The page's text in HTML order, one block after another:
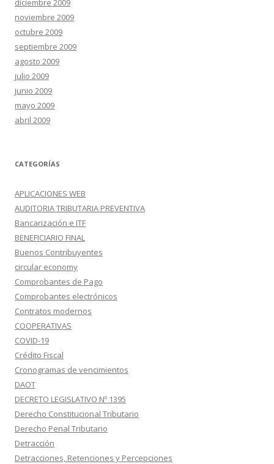
diciembre 2009
noviembre 2009
octubre 2009
septiembre 2009
agosto 2009
julio 2009
junio 2009
mayo 2009
abril 2009
CATEGORÍAS
APLICACIONES WEB
AUDITORIA TRIBUTARIA PREVENTIVA
Bancarización e ITF
BENEFICIARIO FINAL
Buenos Contribuyentes
circular economy
Comprobantes de Pago
Comprobantes electrónicos
Contratos modernos
COOPERATIVAS
COVID-19
Crédito Fiscal
Cronogramas de vencimientos
DAOT
DECRETO LEGISLATIVO Nº 1395
Derecho Constitucional Tributario
Derecho Penal Tributario
Detracción
Detracciones, Retenciones y Percepciones